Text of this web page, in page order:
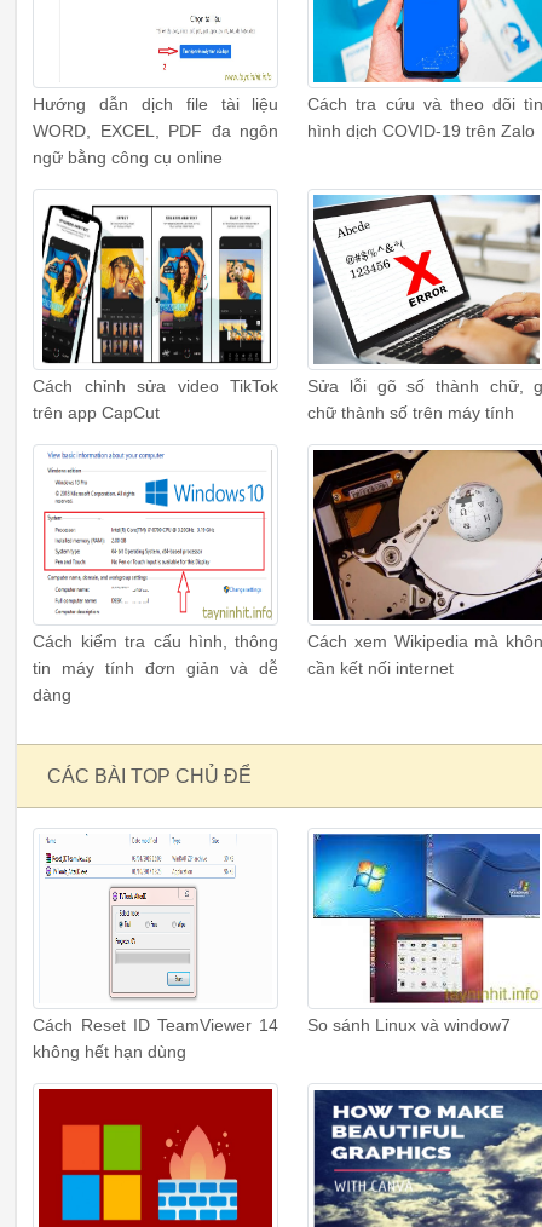
Hướng dẫn dịch file tài liệu
WORD, EXCEL, PDF đa ngôn
ngữ bằng công cụ online
Cách tra cứu và theo dõi
hình dịch COVID-19 trên Zalo
Cách chỉnh sửa video TikTok
trên app CapCut
Sửa lỗi gõ số thành chữ,
chữ thành số trên máy tính
Cách kiểm tra cấu hình, thông
tin máy tính đơn giản và dễ
dàng
Cách xem Wikipedia mà
cần kết nối internet
CÁC BÀI TOP CHỦ ĐỂ
Cách Reset ID TeamViewer 14
không hết hạn dùng
So sánh Linux và window7